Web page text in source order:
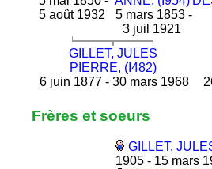
5 août 1932
5 mars 1853 -
3 juil 1921
GILLET, JULES
PIERRE, (I482)
6 juin 1877 - 30 mars 1968
Frères et soeurs
GILLET,
1905 - 15 mars